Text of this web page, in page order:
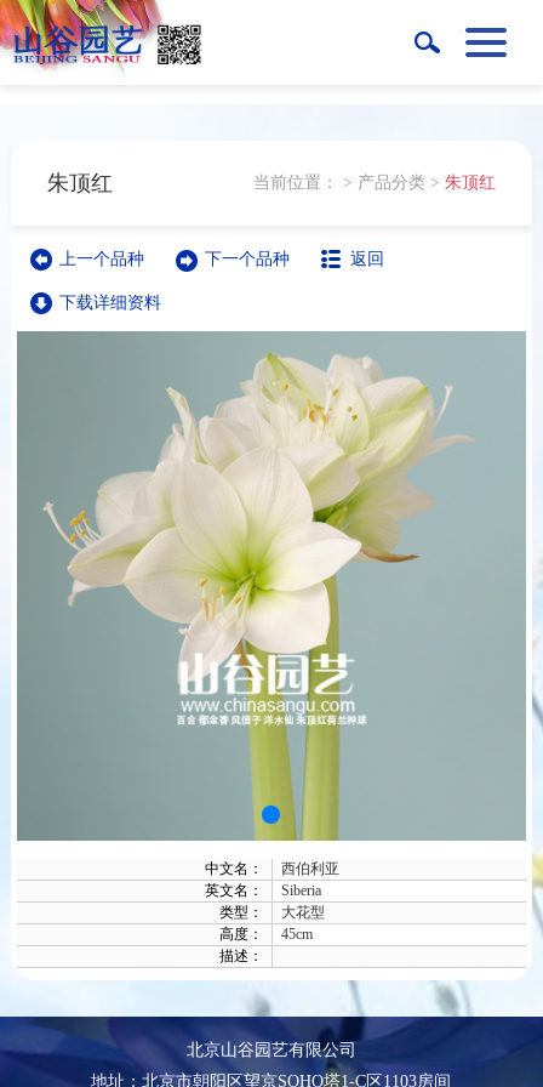
当前位置： > 产品分类 >朱顶红
朱顶红
上一个品种 下一个品种 返回
下载详细资料
中文名：
西伯利亚
英文名：
Siberia
类型：
大花型
高度：
45cm
描述：
北京山谷园艺有限公司
地址：北京市朝阳区望京SOHO塔1-C区1103房间